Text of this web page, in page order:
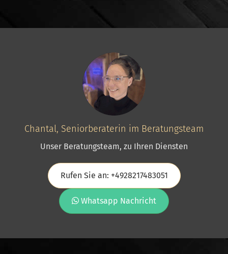
Chantal, Seniorberaterin im Beratungsteam
Unser Beratungsteam, zu Ihren Diensten
Rufen Sie an: +4928217483051
Whatsapp Nachricht